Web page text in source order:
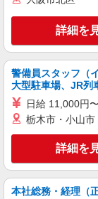
詳細を
警備員スタッフ（
大型駐車場、JR列
日給 11,000円
栃木市・小山
詳細を
本社総務・経理（